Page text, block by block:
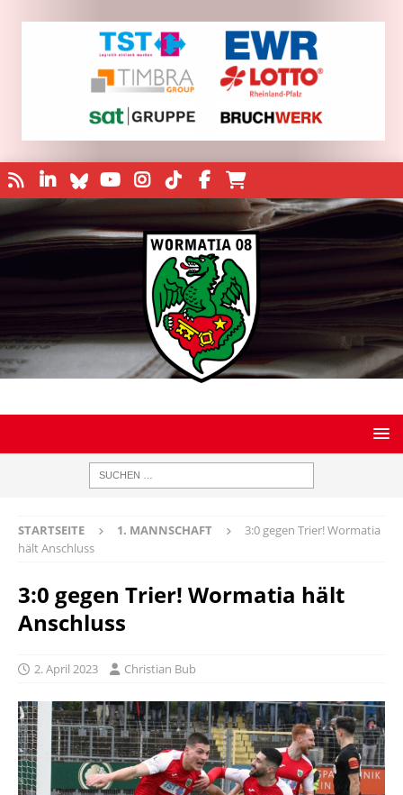
STARTSEITE 1. MANNSCHAFT
3:0 gegen Trier! Wormatia
hält Anschluss
3:0 gegen Trier! Wormatia hält
Anschluss
2. April 2023 Christian Bub